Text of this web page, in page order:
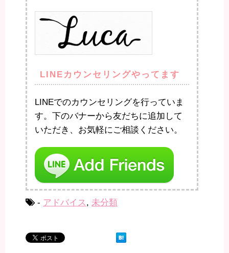
LINEカウンセリングやってます
LINEでのカウンセリングを行っていま
す。下のバナーから友だちに追加して
いただき、お気軽にご相談ください。
- アドバイス, 未分類